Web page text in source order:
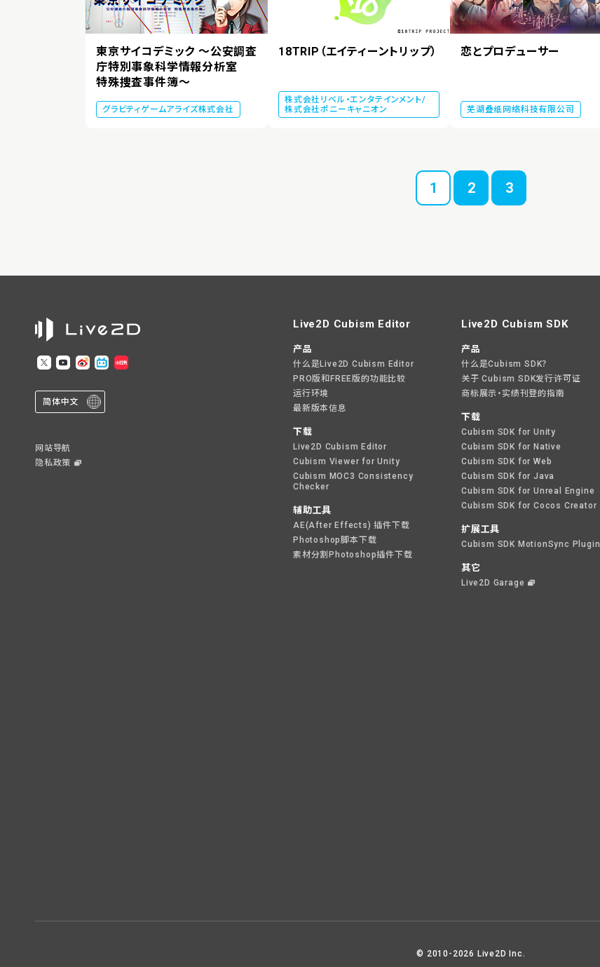
東京サイコデミック 〜公安調査
庁特別事象科学情報分析室
特殊捜査事件簿〜
グラビティゲームアライズ株式会社
18TRIP（エイティーントリップ）
株式会社リベル・エンタテインメント/
株式会社ポニーキャニオン
恋とプロデューサー
芜湖叠纸网络科技有限公司
1 2 3
简体中文
网站导航
隐私政策
Live2D Cubism Editor
产品
什么是Live2D Cubism Editor
PRO版和FREE版的功能比较
运行环境
最新版本信息
下载
Live2D Cubism Editor
Cubism Viewer for Unity
Cubism MOC3 Consistency
Checker
辅助工具
AE(After Effects) 插件下载
Photoshop脚本下载
素材分割Photoshop插件下载
Live2D Cubism SDK
产品
什么是Cubism SDK？
关于 Cubism SDK发行许可证
商标展示・实绩刊登的指南
下载
Cubism SDK for Unity
Cubism SDK for Native
Cubism SDK for Web
Cubism SDK for Java
Cubism SDK for Unreal Engine
Cubism SDK for Cocos Creator
扩展工具
Cubism SDK MotionSync Plugin
其它
Live2D Garage
© 2010-2026 Live2D Inc.